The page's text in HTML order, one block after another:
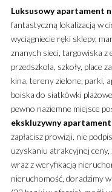
Luksusowy apartament
fantastyczną lokalizacją w
wyciągniecie ręki sklepy,
znanych sieci, targowiska z
przedszkola, szkoły, place
kina, tereny zielone, parki,
boiska do siatkówki
pewno naziemne miejsce
ekskluzywny apartament
zapłacisz prowizji, nie
uzyskaniu atrakcyjnej ceny,
wraz z weryfikacją
nieruchomość, doradzimy